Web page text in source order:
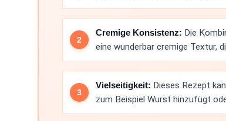
Cremige Konsistenz: Die
eine wunderbar cremige Textur,
Vielseitigkeit: Dieses Rezept
zum Beispiel Wurst hinzufügt